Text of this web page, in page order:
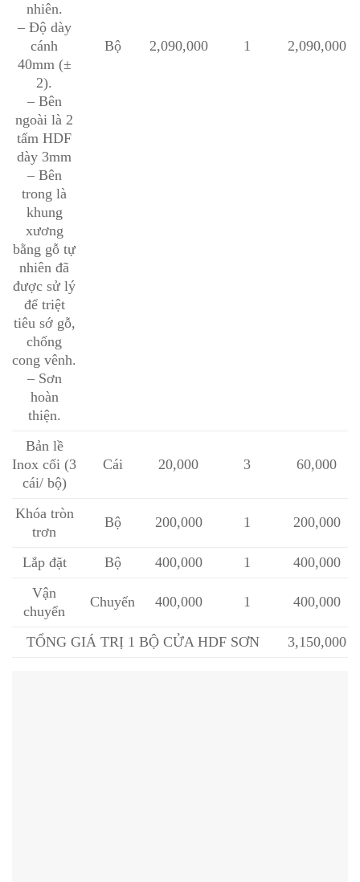
nhiên.
– Độ dày
cánh
40mm (±
2).
– Bên
ngoài là 2
tấm HDF
dày 3mm
– Bên
trong là
khung
xương
bằng gỗ tự
nhiên đã
được sử lý
để triệt
tiêu sớ gỗ,
chống
cong vênh.
– Sơn
hoàn
thiện.
Bộ 2,090,000 1 2,090,000
Bản lề
Inox cối (3
cái/ bộ)
Cái 20,000 3 60,000
Khóa tròn
trơn
Bộ 200,000 1 200,000
Lắp đặt Bộ 400,000 1
400,000
Vận
chuyển
Chuyến 400,000 1 400,000
TỔNG GIÁ TRỊ 1 BỘ CỬA HDF SƠN 3,150,000